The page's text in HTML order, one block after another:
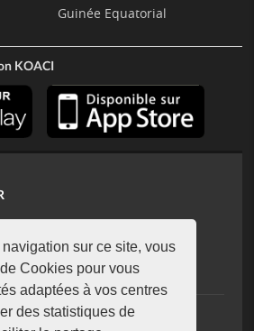
sur ce site, vous
Cookies pour vous
adaptées à vos centres
des statistiques de
Guinée Equatorial
KOACI
52 93